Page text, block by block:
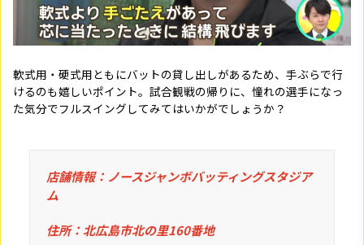
軟式用・硬式用ともにバットの貸し出しがあるため、手ぶらで行
けるのも嬉しいポイント。試合観戦の帰りに、憧れの選手になっ
た気分でフルスイングしてみてはいかがでしょうか？
店舗情報：ノースジャンボバッティングスタジア
ム
住所：北広島市北の里160番地